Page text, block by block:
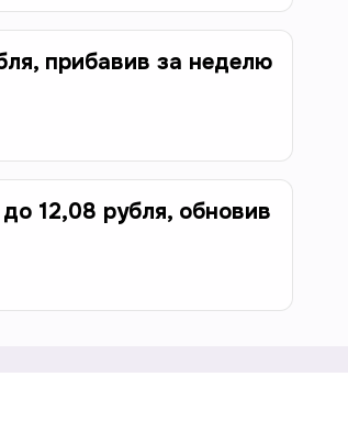
прибавив за неделю
12,08 рубля, обновив